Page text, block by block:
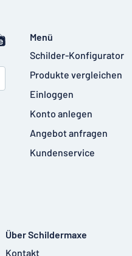
Menü
Schilder-Konfigurator
Produkte vergleichen
Einloggen
Konto anlegen
Angebot anfragen
Kundenservice
Über Schildermaxe
Kontakt